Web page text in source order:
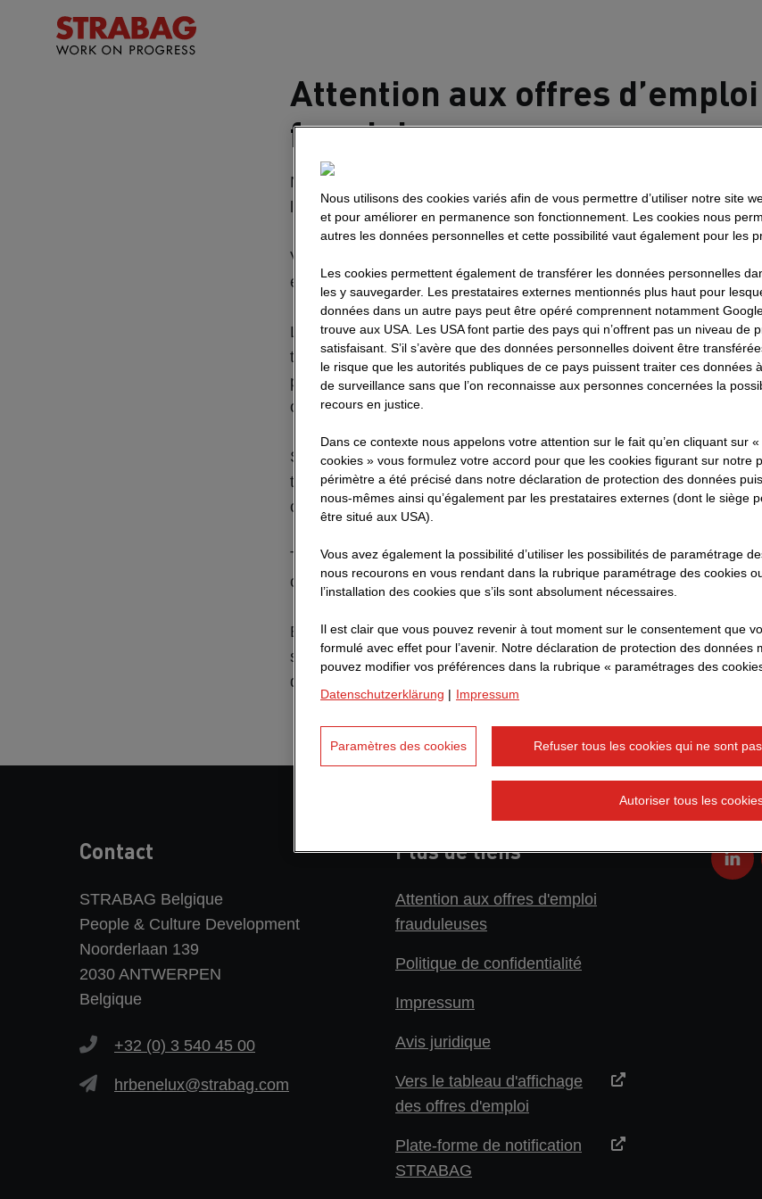
Attention aux offres d’emploi
frauduleuses
Nous recevons régulièrement des demandes d’information
l’authenticité des offres d’emploi prétendument publiées au nom
Veuillez noter que toutes les offres d’emploi officielles du groupe
exclusivement publiées sur notrepage carrière officiel .
Lorsque nos offres sont relayées sur d’autres plateformes
toujours vers l’annonce originale publiée sur notre site. Nous
preuve de vigilance : toute offre d’emploi qui ne contient pas de
officiel peut être frauduleuse et doit être signalée aux autorités
STRABAG ne diffuse jamais d’offres d’emploi via des applications
telles que WhatsApp ou similaires. De même, nous ne
candidatures par e-mail.
Toutes les candidatures doivent être introduites exclusivement via
candidature en ligne officiel, accessible à partir de notre site
En cas de doute quant à l’authenticité d’une offre d’emploi ou
se réclamant de STRABAG, veuillez consulter notre site officiel
directement notre équipe de recrutement.
Contact
STRABAG Belgique
People & Culture Development
Noorderlaan 139
2030 ANTWERPEN
Belgique
+32 (0) 3 540 45 00
hrbenelux@strabag.com
Plus de liens
Attention aux offres d'emploi
frauduleuses
Politique de confidentialité
Impressum
Avis juridique
Vers le tableau d'affichage
des offres d'emploi
Plate-forme de notification
STRABAG
Nous utilisons des cookies variés afin de vous permettre d’utiliser notre site
et pour améliorer en permanence son fonctionnement. Les cookies nous
autres les données personnelles et cette possibilité vaut également pour les
Les cookies permettent également de transférer les données personnelles
les y sauvegarder. Les prestataires externes mentionnés plus haut pour
données dans un autre pays peut être opéré comprennent notamment
trouve aux USA. Les USA font partie des pays qui n’offrent pas un niveau de
satisfaisant. S’il s’avère que des données personnelles doivent être
le risque que les autorités publiques de ce pays puissent traiter ces données
de surveillance sans que l’on reconnaisse aux personnes concernées la
recours en justice.
Dans ce contexte nous appelons votre attention sur le fait qu’en cliquant sur
cookies » vous formulez votre accord pour que les cookies figurant sur notre
périmètre a été précisé dans notre déclaration de protection des données
nous-mêmes ainsi qu’également par les prestataires externes (dont le siège
être situé aux USA).
Vous avez également la possibilité d’utiliser les possibilités de paramétrage
nous recourons en vous rendant dans la rubrique paramétrage des cookies
l’installation des cookies que s’ils sont absolument nécessaires.
Il est clair que vous pouvez revenir à tout moment sur le consentement que
formulé avec effet pour l’avenir. Notre déclaration de protection des données
pouvez modifier vos préférences dans la rubrique « paramétrages des
Datenschutzerklärung | Impressum
Refuser tous les cookies qui ne sont
Autoriser tous les
Paramètres des cookies